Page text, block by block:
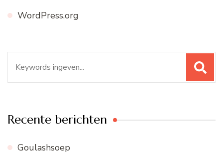
WordPress.org
naar:
Recente berichten
Goulashsoep